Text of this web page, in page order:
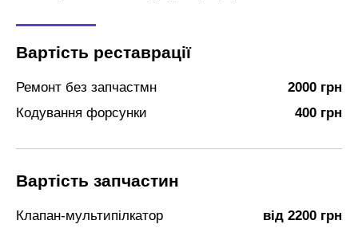
Вартість реставрації
Ремонт без запчастмн
2000 грн
Кодування форсунки
400 грн
Вартість запчастин
Клапан-мультипілкатор
від 2200 грн